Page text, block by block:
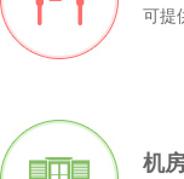
可提
机